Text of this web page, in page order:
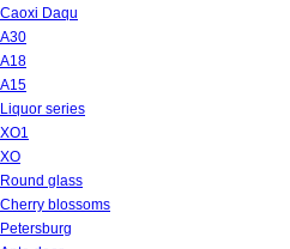
Caoxi Daqu
A30
A18
A15
Liquor series
XO1
XO
Round glass
Cherry blossoms
Petersburg